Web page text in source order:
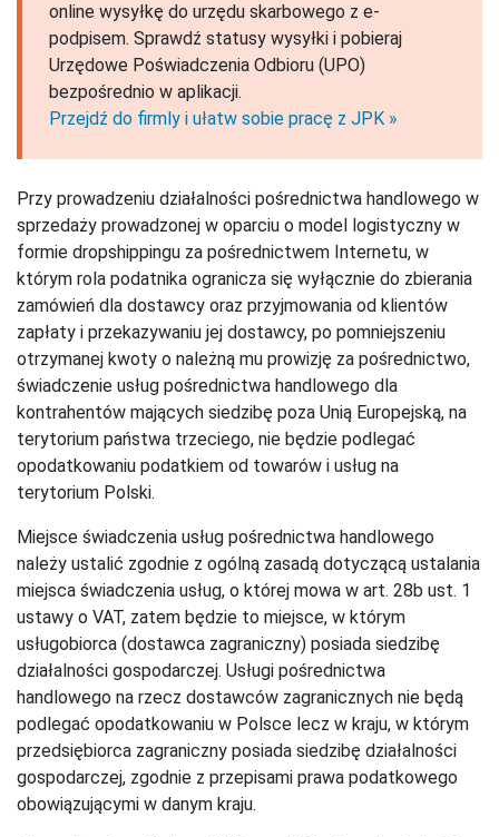
online wysyłkę do urzędu skarbowego z e-
podpisem. Sprawdź statusy wysyłki i pobieraj
Urzędowe Poświadczenia Odbioru (UPO)
bezpośrednio w aplikacji.
Przejdź do firmly i ułatw sobie pracę z JPK »
Przy prowadzeniu działalności pośrednictwa handlowego w
sprzedaży prowadzonej w oparciu o model logistyczny w
formie dropshippingu za pośrednictwem Internetu, w
którym rola podatnika ogranicza się wyłącznie do zbierania
zamówień dla dostawcy oraz przyjmowania od klientów
zapłaty i przekazywaniu jej dostawcy, po pomniejszeniu
otrzymanej kwoty o należną mu prowizję za pośrednictwo,
świadczenie usług pośrednictwa handlowego dla
kontrahentów mających siedzibę poza Unią Europejską, na
terytorium państwa trzeciego, nie będzie podlegać
opodatkowaniu podatkiem od towarów i usług na
terytorium Polski.
Miejsce świadczenia usług pośrednictwa handlowego
należy ustalić zgodnie z ogólną zasadą dotyczącą ustalania
miejsca świadczenia usług, o której mowa w art. 28b ust. 1
ustawy o VAT, zatem będzie to miejsce, w którym
usługobiorca (dostawca zagraniczny) posiada siedzibę
działalności gospodarczej. Usługi pośrednictwa
handlowego na rzecz dostawców zagranicznych nie będą
podlegać opodatkowaniu w Polsce lecz w kraju, w którym
przedsiębiorca zagraniczny posiada siedzibę działalności
gospodarczej, zgodnie z przepisami prawa podatkowego
obowiązującymi w danym kraju.